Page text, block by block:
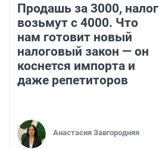
Продашь за 3000, налог
возьмут с 4000. Что
нам готовит новый
налоговый закон — он
коснется импорта и
даже репетиторов
Анастасия Завгородняя